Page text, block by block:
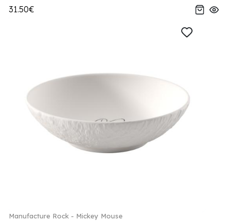
31.50€
Manufacture Rock - Mickey Mouse